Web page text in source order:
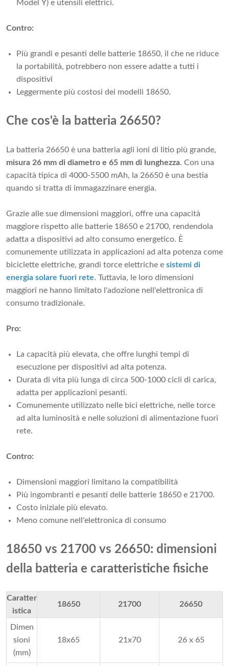
Model Y) e utensili elettrici.
Contro:
Più grandi e pesanti delle batterie 18650, il che ne riduce
la portabilità, potrebbero non essere adatte a tutti i
dispositivi
Leggermente più costosi dei modelli 18650.
Che cos'è la batteria 26650?
La batteria 26650 è una batteria agli ioni di litio più grande,
misura 26 mm di diametro e 65 mm di lunghezza. Con una
capacità tipica di 4000-5500 mAh, la 26650 è una bestia
quando si tratta di immagazzinare energia.
Grazie alle sue dimensioni maggiori, offre una capacità
maggiore rispetto alle batterie 18650 e 21700, rendendola
adatta a dispositivi ad alto consumo energetico. È
comunemente utilizzata in applicazioni ad alta potenza come
biciclette elettriche, grandi torce elettriche e sistemi di
energia solare fuori rete. Tuttavia, le loro dimensioni
maggiori ne hanno limitato l'adozione nell'elettronica di
consumo tradizionale.
Pro:
La capacità più elevata, che offre lunghi tempi di
esecuzione per dispositivi ad alta potenza.
Durata di vita più lunga di circa 500-1000 cicli di carica,
adatta per applicazioni pesanti.
Comunemente utilizzato nelle bici elettriche, nelle torce
ad alta luminosità e nelle soluzioni di alimentazione fuori
rete.
Contro:
Dimensioni maggiori limitano la compatibilità
Più ingombranti e pesanti delle batterie 18650 e 21700.
Costo iniziale più elevato.
Meno comune nell'elettronica di consumo
18650 vs 21700 vs 26650: dimensioni
della batteria e caratteristiche fisiche
Caratter
istica
18650 21700 26650
Dimen
sioni
(mm)
18x65 21x70 26 x 65